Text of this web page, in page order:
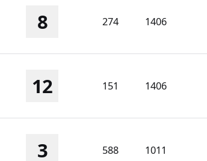
8 274 1406
12 151 1406
3 588 1011